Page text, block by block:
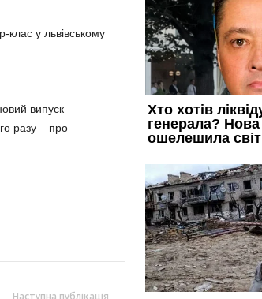
клас у львівському
випуск
разу – про
Наступна публікація